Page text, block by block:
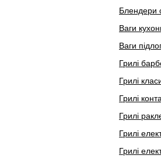
Блендери
Ваги
Ваги
Грилі
Грилі
Грилі
Грилі
Грилі
Грилі